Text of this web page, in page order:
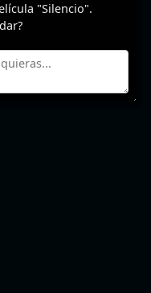
"Silencio".